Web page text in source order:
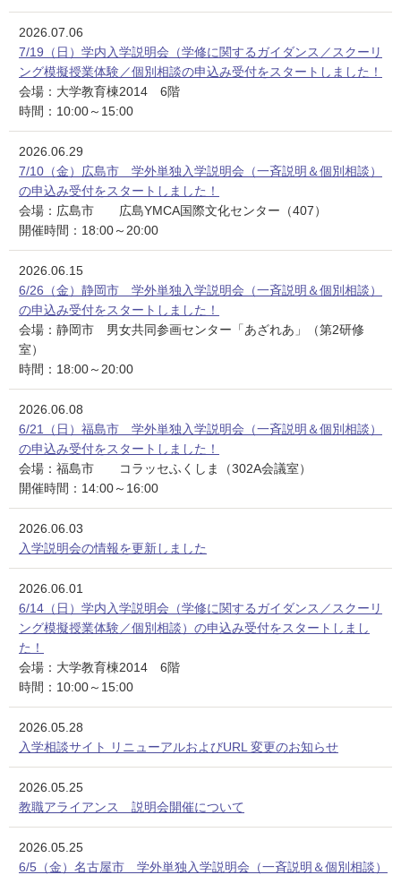
2026.07.06
7/19（日）学内入学説明会（学修に関するガイダンス／スクーリ
ング模擬授業体験／個別相談の申込み受付をスタートしました！
会場：大学教育棟2014 6階
時間：10:00～15:00
2026.06.29
7/10（金）広島市 学外単独入学説明会（一斉説明＆個別相談）
の申込み受付をスタートしました！
会場：広島市 広島YMCA国際文化センター（407）
開催時間：18:00～20:00
2026.06.15
6/26（金）静岡市 学外単独入学説明会（一斉説明＆個別相談）
の申込み受付をスタートしました！
会場：静岡市 男女共同参画センター「あざれあ」（第2研修
室）
時間：18:00～20:00
2026.06.08
6/21（日）福島市 学外単独入学説明会（一斉説明＆個別相談）
の申込み受付をスタートしました！
会場：福島市 コラッセふくしま（302A会議室）
開催時間：14:00～16:00
2026.06.03
入学説明会の情報を更新しました
2026.06.01
6/14（日）学内入学説明会（学修に関するガイダンス／スクーリ
ング模擬授業体験／個別相談）の申込み受付をスタートしまし
た！
会場：大学教育棟2014 6階
時間：10:00～15:00
2026.05.28
入学相談サイト リニューアルおよびURL 変更のお知らせ
2026.05.25
教職アライアンス 説明会開催について
2026.05.25
6/5（金）名古屋市 学外単独入学説明会（一斉説明＆個別相談）